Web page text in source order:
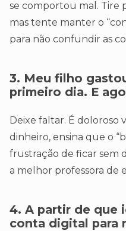
se comportou mal. Tire
mas tente manter o
para não confundir as
3. Meu filho
primeiro dia. E
Deixe faltar. É doloroso
dinheiro, ensina que o
frustração de ficar sem
a melhor professora de
4. A partir de que
conta digital para